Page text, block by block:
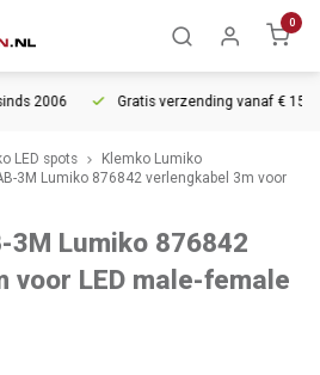
0
2006 Gratis verzending vanaf € 150
LED spots
Klemko Lumiko
3M Lumiko 876842 verlengkabel 3m voor
3M Lumiko 876842
voor LED male-female